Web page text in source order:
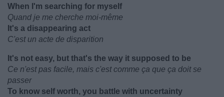
When I'm searching for myself
Quand je me cherche moi-même
It's a disappearing act
C'est un acte de disparition
It's not easy, but that's the way it supposed to be
Ce n'est pas facile, mais c'est comme ça que ça doit se
passer
To know self worth, you battle with uncertainty